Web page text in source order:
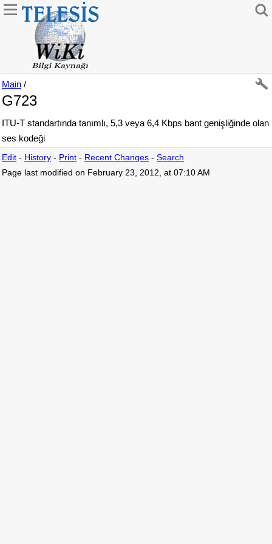
Main /
G723
ITU-T standartında tanımlı, 5,3 veya 6,4 Kbps bant genişliğinde olan
ses kodeği
Edit - History - Print - Recent Changes - Search
Page last modified on February 23, 2012, at 07:10 AM